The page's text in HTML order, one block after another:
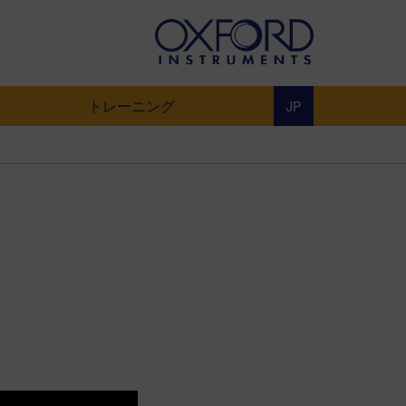
トレーニング JP